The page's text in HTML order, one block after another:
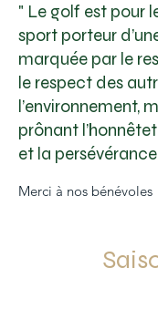
" Le golf est pour
sport porteur
marquée par le
le respect des
l’environnement,
prônant
et la
Merci à nos bénévoles